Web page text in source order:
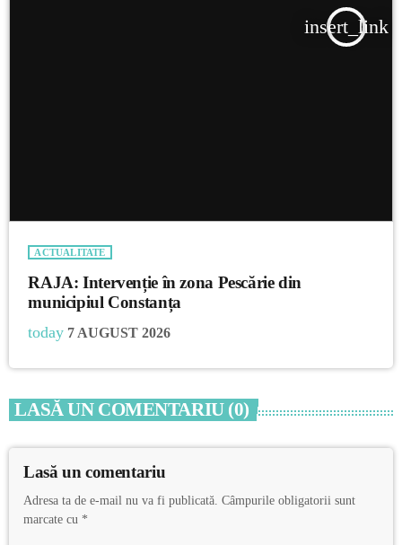
insert_link
ACTUALITATE
RAJA: Intervenție în zona Pescărie din
municipiul Constanța
today 7 AUGUST 2026
LASĂ UN COMENTARIU (0)
Lasă un comentariu
Adresa ta de e-mail nu va fi publicată. Câmpurile obligatorii sunt
marcate cu *